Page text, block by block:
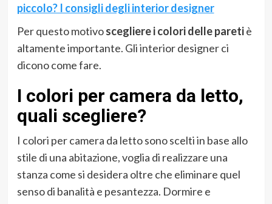
piccolo? I consigli degli interior designer
Per questo motivoscegliere i colori delle paretiè
altamente importante. Gli interior designer ci
dicono come fare.
I colori per camera da letto,
quali scegliere?
I colori per camera da letto sono scelti in base allo
stile di una abitazione, voglia di realizzare una
stanza come si desidera oltre che eliminare quel
senso di banalità e pesantezza. Dormire e